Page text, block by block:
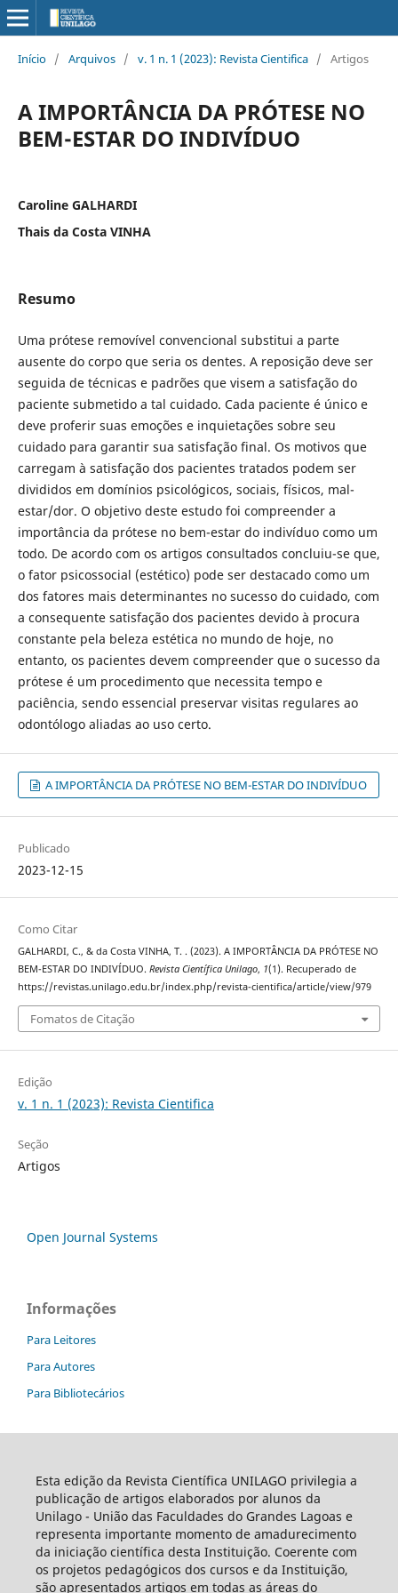
Início / Arquivos / v. 1 n. 1 (2023): Revista Cientifica / Artigos
A IMPORTÂNCIA DA PRÓTESE NO
BEM-ESTAR DO INDIVÍDUO
Caroline GALHARDI
Thais da Costa VINHA
Resumo
Uma prótese removível convencional substitui a parte
ausente do corpo que seria os dentes. A reposição deve ser
seguida de técnicas e padrões que visem a satisfação do
paciente submetido a tal cuidado. Cada paciente é único e
deve proferir suas emoções e inquietações sobre seu
cuidado para garantir sua satisfação final. Os motivos que
carregam à satisfação dos pacientes tratados podem ser
divididos em domínios psicológicos, sociais, físicos, mal-
estar/dor. O objetivo deste estudo foi compreender a
importância da prótese no bem-estar do indivíduo como um
todo. De acordo com os artigos consultados concluiu-se que,
o fator psicossocial (estético) pode ser destacado como um
dos fatores mais determinantes no sucesso do cuidado, com
a consequente satisfação dos pacientes devido à procura
constante pela beleza estética no mundo de hoje, no
entanto, os pacientes devem compreender que o sucesso da
prótese é um procedimento que necessita tempo e
paciência, sendo essencial preservar visitas regulares ao
odontólogo aliadas ao uso certo.
A IMPORTÂNCIA DA PRÓTESE NO BEM-ESTAR DO INDIVÍDUO
Publicado
2023-12-15
Como Citar
GALHARDI, C., & da Costa VINHA, T. . (2023). A IMPORTÂNCIA DA PRÓTESE NO
BEM-ESTAR DO INDIVÍDUO. Revista Científica Unilago, 1(1). Recuperado de
https://revistas.unilago.edu.br/index.php/revista-cientifica/article/view/979
Fomatos de Citação
Edição
v. 1 n. 1 (2023): Revista Cientifica
Seção
Artigos
Open Journal Systems
Informações
Para Leitores
Para Autores
Para Bibliotecários
Esta edição da Revista Científica UNILAGO privilegia a
publicação de artigos elaborados por alunos da
Unilago - União das Faculdades do Grandes Lagoas e
representa importante momento de amadurecimento
da iniciação científica desta Instituição. Coerente com
os projetos pedagógicos dos cursos e da Instituição,
são apresentados artigos em todas as áreas do